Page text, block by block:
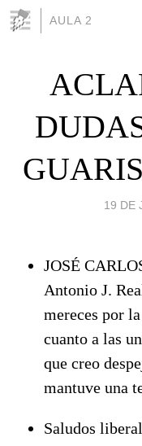
AULA 2
19 DE
JOSÉ
Antonio J.
mereces por
cuanto a las
que creo
mantuve una
Saludos